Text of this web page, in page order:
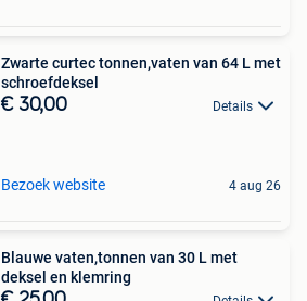
Zwarte curtec tonnen,vaten van 64 L met
schroefdeksel
€ 30,00 Details
Bezoek website 4 aug 26
Blauwe vaten,tonnen van 30 L met
deksel en klemring